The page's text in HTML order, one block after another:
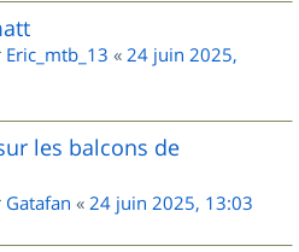
Eric_mtb_13 « 24 juin 2025,
les balcons de
Gatafan « 24 juin 2025, 13:03